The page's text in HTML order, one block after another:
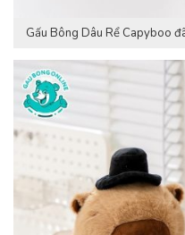
Gấu Bông Dâu Rể Capyboo